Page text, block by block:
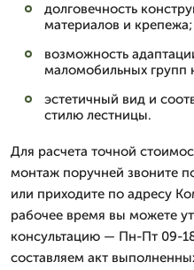
долговечность
материалов и крепежа;
возможность
маломобильных групп
эстетичный вид и
стилю лестницы.
Для расчета точной
монтаж поручней звоните
или приходите по адресу
рабочее время вы можете
консультацию — Пн-Пт 09-
составляем акт